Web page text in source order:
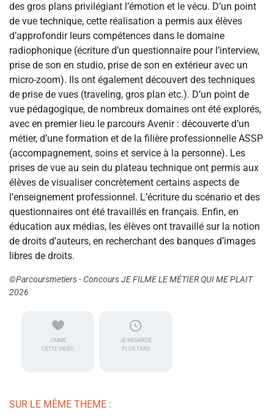
des gros plans privilégiant l’émotion et le vécu. D’un point
de vue technique, cette réalisation a permis aux élèves
d’approfondir leurs compétences dans le domaine
radiophonique (écriture d’un questionnaire pour l’interview,
prise de son en studio, prise de son en extérieur avec un
micro-zoom). Ils ont également découvert des techniques
de prise de vues (traveling, gros plan etc.). D’un point de
vue pédagogique, de nombreux domaines ont été explorés,
avec en premier lieu le parcours Avenir : découverte d’un
métier, d’une formation et de la filière professionnelle ASSP
(accompagnement, soins et service à la personne). Les
prises de vue au sein du plateau technique ont permis aux
élèves de visualiser concrètement certains aspects de
l’enseignement professionnel. L’écriture du scénario et des
questionnaires ont été travaillés en français. Enfin, en
éducation aux médias, les élèves ont travaillé sur la notion
de droits d’auteurs, en recherchant des banques d’images
libres de droits.
©Parcoursmetiers - Concours JE FILME LE MÉTIER QUI ME PLAIT
2026
J'AIME
CETTE VIDÉO
JE REGARDE
PLUS TARD
SUR LE MÊME THEME :